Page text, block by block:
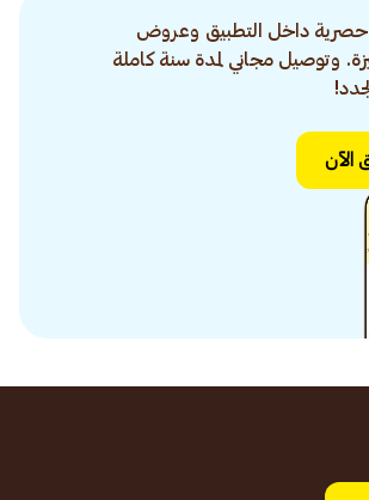
حصرية داخل التطبيق وعروض
وتوصيل مجاني لمدة سنة كاملة
الآن